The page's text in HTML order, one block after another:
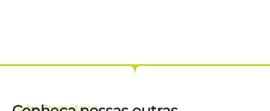
LinhaCosméticos